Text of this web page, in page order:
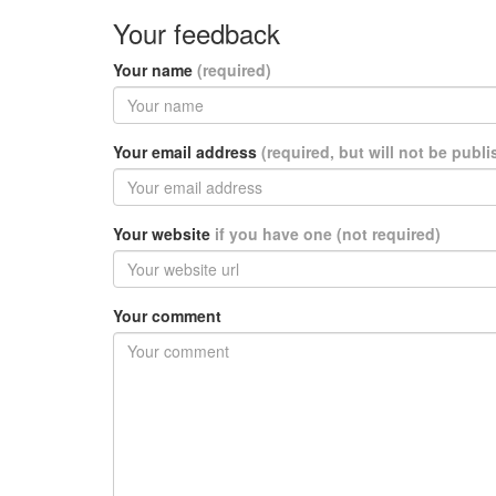
Your feedback
Your name (required)
Your email address (required, but will not be
Your website if you have one (not required)
Your comment